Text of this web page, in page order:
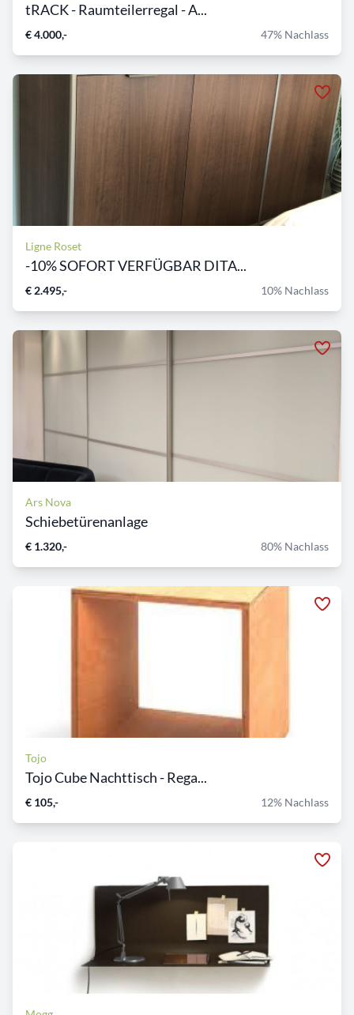
tRACK - Raumteilerregal - A...
€ 4.000,- 47% Nachlass
Ligne Roset
-10% SOFORT VERFÜGBAR DITA...
€ 2.495,- 10% Nachlass
Ars Nova
Schiebetürenanlage
€ 1.320,- 80% Nachlass
Tojo
Tojo Cube Nachttisch - Rega...
€ 105,- 12% Nachlass